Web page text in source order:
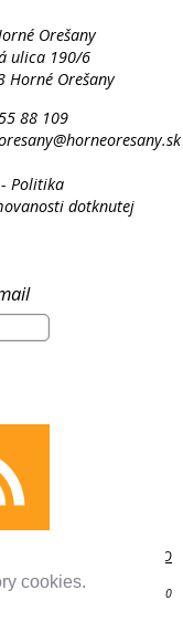
cookies.
Orešany
ulica 190/6
Horné Orešany
88 109
- Politika
dotknutej
O
CC BY 3.0